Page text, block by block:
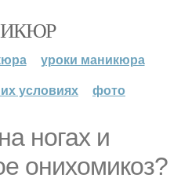
уроки маникюра
условиях
фото
ногах и
онихомикоз?